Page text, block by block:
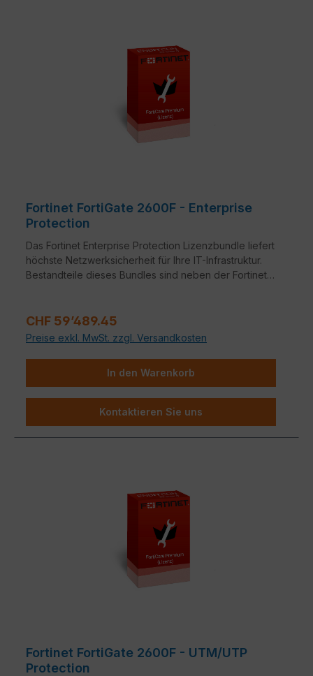
Fortinet FortiGate 2600F - Enterprise
Protection
Das Fortinet Enterprise Protection Lizenzbundle liefert
höchste Netzwerksicherheit für Ihre IT-Infrastruktur.
Bestandteile dieses Bundles sind neben der Fortinet
Regulärer Preis:
CHF 59’489.45
Preise exkl. MwSt. zzgl. Versandkosten
In den Warenkorb
Kontaktieren Sie uns
Fortinet FortiGate 2600F - UTM/UTP
Protection